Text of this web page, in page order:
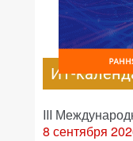
ИТ-
III
8 сентября